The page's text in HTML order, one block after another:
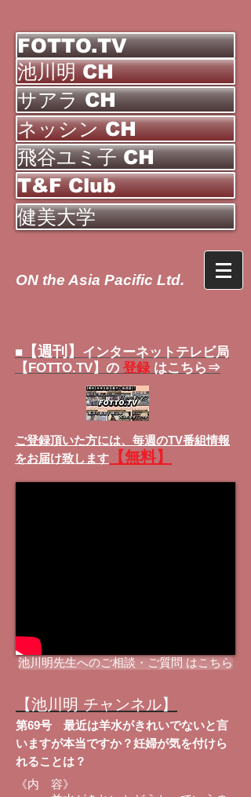
FOTTO.TV
池川明 CH
サアラ CH
ネッシン CH
飛谷ユミ子 CH
T&F Club
健美大学
ON the Asia Pacific Ltd.
■ 【週刊】
インターネットテレビ局
【FOTTO.TV】の 登録 はこちら⇒
ご登録頂いた方には、 毎週のTV番組情報
をお届け致します
【無料】
池川明先生へのご相談・ご質問 はこちら
【池川明 チャンネル】
第69号 最近は羊水がきれいでないと言
いますが本当ですか？妊婦が気を付けら
れることは？
《内 容》